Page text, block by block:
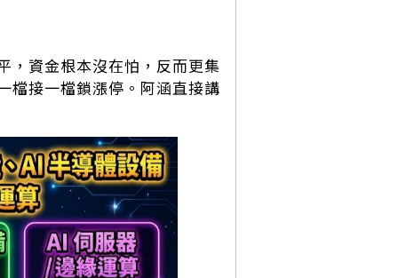
，資金根本沒在怕，反而更集
檔接一檔鎖漲停。阿涵直接講